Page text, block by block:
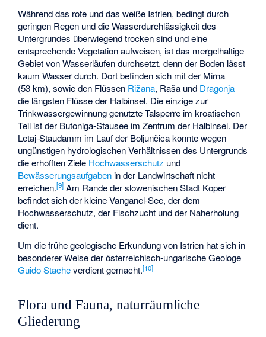
Während das rote und das weiße Istrien, bedingt durch
geringen Regen und die Wasserdurchlässigkeit des
Untergrundes überwiegend trocken sind und eine
entsprechende Vegetation aufweisen, ist das mergelhaltige
Gebiet von Wasserläufen durchsetzt, denn der Boden lässt
kaum Wasser durch. Dort befinden sich mit der Mirna
(53 km), sowie den Flüssen Rižana, Raša und Dragonja
die längsten Flüsse der Halbinsel. Die einzige zur
Trinkwassergewinnung genutzte Talsperre im kroatischen
Teil ist der Butoniga-Stausee im Zentrum der Halbinsel. Der
Letaj-Staudamm im Lauf der Boljunčicakonnte wegen
ungünstigen hydrologischen Verhältnissen des Untergrunds
die erhofften Ziele Hochwasserschutz und
Bewässerungsaufgaben in der Landwirtschaft nicht
erreichen.[9] Am Rande der slowenischen Stadt Koper
befindet sich der kleineVanganel-See, der dem
Hochwasserschutz, der Fischzucht und der Naherholung
dient.
Um die frühe geologische Erkundung von Istrien hat sich in
besonderer Weise der österreichisch-ungarische Geologe
Guido Stacheverdient gemacht.[10]
Flora und Fauna, naturräumliche
Gliederung